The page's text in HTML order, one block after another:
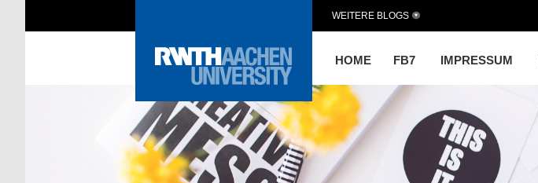
HOME FB7 IMPRESSUM
WEITERE BLOGS